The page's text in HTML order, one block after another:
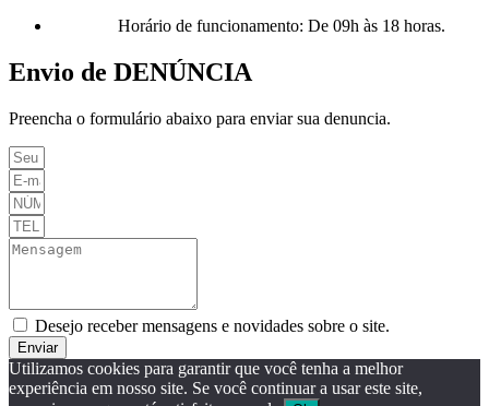
Horário de funcionamento: De 09h às 18 horas.
Envio de DENÚNCIA
Preencha o formulário abaixo para enviar sua denuncia.
Desejo receber mensagens e novidades sobre o site.
Enviar
Utilizamos cookies para garantir que você tenha a melhor
experiência em nosso site. Se você continuar a usar este site,